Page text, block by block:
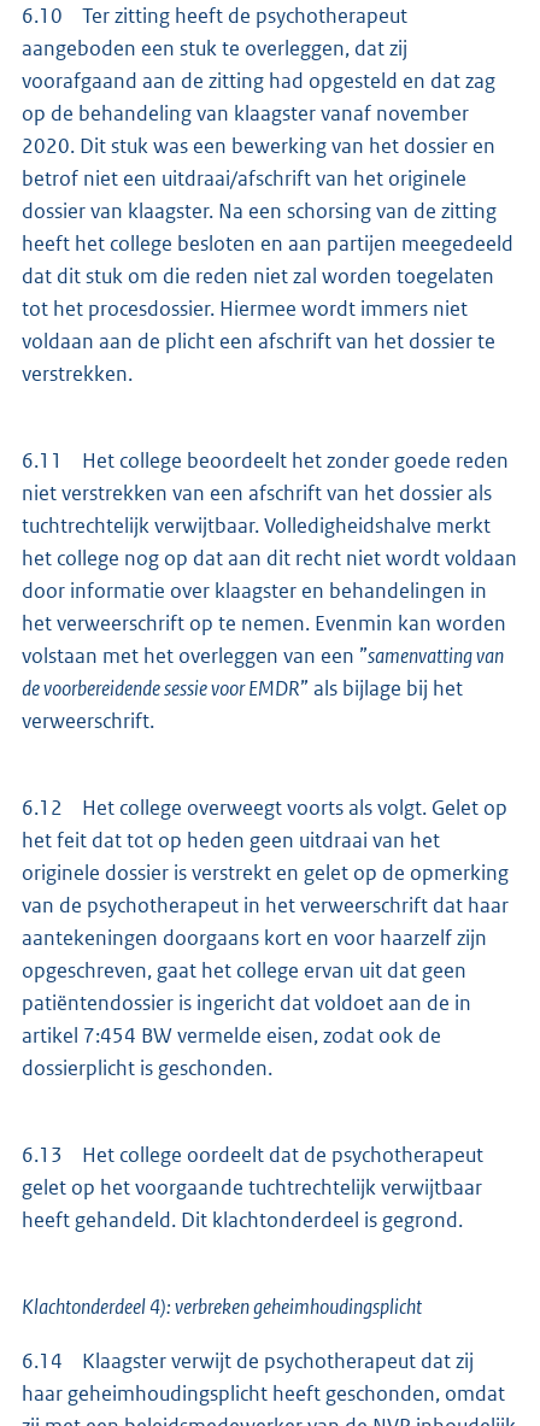
6.10 Ter zitting heeft de psychotherapeut
aangeboden een stuk te overleggen, dat zij
voorafgaand aan de zitting had opgesteld en dat zag
op de behandeling van klaagster vanaf november
2020. Dit stuk was een bewerking van het dossier en
betrof niet een uitdraai/afschrift van het originele
dossier van klaagster. Na een schorsing van de zitting
heeft het college besloten en aan partijen meegedeeld
dat dit stuk om die reden niet zal worden toegelaten
tot het procesdossier. Hiermee wordt immers niet
voldaan aan de plicht een afschrift van het dossier te
verstrekken.
6.11 Het college beoordeelt het zonder goede reden
niet verstrekken van een afschrift van het dossier als
tuchtrechtelijk verwijtbaar. Volledigheidshalve merkt
het college nog op dat aan dit recht niet wordt voldaan
door informatie over klaagster en behandelingen in
het verweerschrift op te nemen. Evenmin kan worden
volstaan met het overleggen van een ”samenvatting van
de voorbereidende sessie voor EMDR” als bijlage bij het
verweerschrift.
6.12 Het college overweegt voorts als volgt. Gelet op
het feit dat tot op heden geen uitdraai van het
originele dossier is verstrekt en gelet op de opmerking
van de psychotherapeut in het verweerschrift dat haar
aantekeningen doorgaans kort en voor haarzelf zijn
opgeschreven, gaat het college ervan uit dat geen
patiëntendossier is ingericht dat voldoet aan de in
artikel 7:454 BW vermelde eisen, zodat ook de
dossierplicht is geschonden.
6.13 Het college oordeelt dat de psychotherapeut
gelet op het voorgaande tuchtrechtelijk verwijtbaar
heeft gehandeld. Dit klachtonderdeel is gegrond.
Klachtonderdeel 4): verbreken geheimhoudingsplicht
6.14 Klaagster verwijt de psychotherapeut dat zij
haar geheimhoudingsplicht heeft geschonden, omdat